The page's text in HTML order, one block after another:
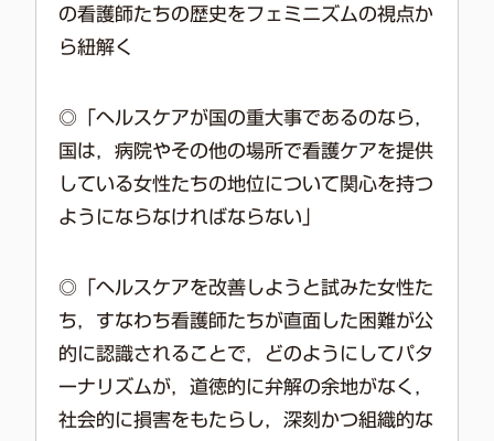
の看護師たちの歴史をフェミニズムの視点か
ら紐解く
◎「ヘルスケアが国の重大事であるのなら，
国は，病院やその他の場所で看護ケアを提供
している女性たちの地位について関心を持つ
ようにならなければならない」
◎「ヘルスケアを改善しようと試みた女性た
ち，すなわち看護師たちが直面した困難が公
的に認識されることで，どのようにしてパタ
ーナリズムが，道徳的に弁解の余地がなく，
社会的に損害をもたらし，深刻かつ組織的な